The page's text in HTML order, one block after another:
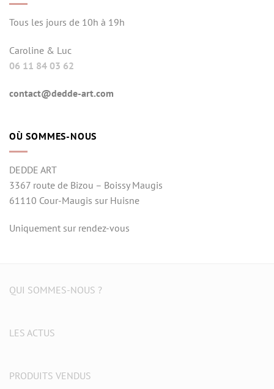
Tous les jours de 10h à 19h
Caroline & Luc
06 11 84 03 62
contact@dedde-art.com
OÙ SOMMES-NOUS
DEDDE ART
3367 route de Bizou – Boissy Maugis
61110 Cour-Maugis sur Huisne
Uniquement sur rendez-vous
QUI SOMMES-NOUS ?
LES ACTUS
PRODUITS VENDUS